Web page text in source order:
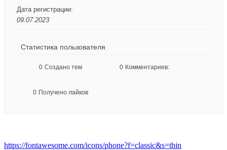
Дата регистрации:
09.07.2023
Статистика пользователя
0 Создано тем 0 Комментариев:
0 Получено лайков
https://fontawesome.com/icons/phone?f=classic&s=thin